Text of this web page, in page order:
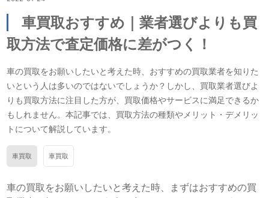
車買取おすすめ｜業者選びよりも買
取方法で査定価格に差がつく！
車の買取をお願いしたいと考えた時、おすすめの買取業者を知りた
いという人は多いのではないでしょうか？しかし、買取業者選びよ
りも買取方法に注目した方が、買取価格やサービスに満足できるか
もしれません。本記事では、買取方法の種類やメリット・デメリッ
トについて解説しています。
車買取 車買取
車の買取をお願いしたいと考えた時、まずはおすすめの買